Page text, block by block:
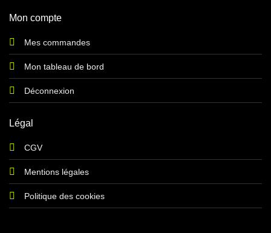
Mon compte
Mes commandes
Mon tableau de bord
Déconnexion
Légal
CGV
Mentions légales
Politique des cookies